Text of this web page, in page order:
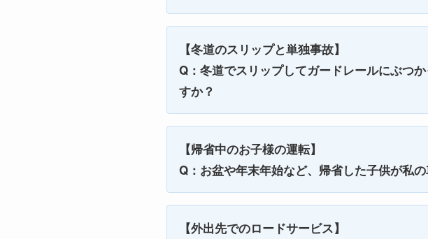
【冬道のスリップと単独事故】
Q：冬道でスリップしてガードレールにぶつ
すか？
【帰省中のお子様の運転】
Q：お盆や年末年始など、帰省した子供が私
【外出先でのロードサービス】